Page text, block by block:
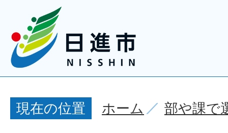
現在の位置 ホーム 部や課で